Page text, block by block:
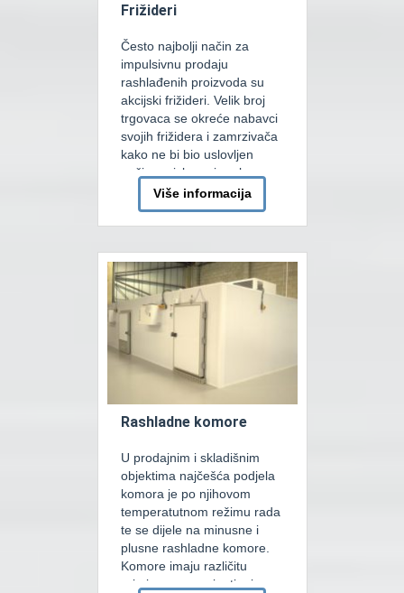
Frižideri
Često najbolji način za
impulsivnu prodaju
rashlađenih proizvoda su
akcijski frižideri. Velik broj
trgovaca se okreće nabavci
svojih frižidera i zamrzivača
kako ne bi bio uslovljen
načinom izlaganja robe.
Podjela ima više, tako npr.
podjelu možemo vršiti po
režimu rada pa imamo
frižidere i škrine, takođere
imamo zidne (vertikalne) i
ostrvske. […]
Više informacija
Rashladne komore
U prodajnim i skladišnim
objektima najčešća podjela
komora je po njihovom
temperatutnom režimu rada
te se dijele na minusne i
plusne rashladne komore.
Komore imaju različitu
primjenu, a samim tim i